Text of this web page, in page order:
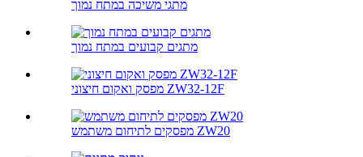
מתגי משיכה במתח נמוך
מתגים קבועים במתח נמוך
מפסק ואקום חיצוני ZW32-12F
מפסקים לתיחום משתמש ZW20